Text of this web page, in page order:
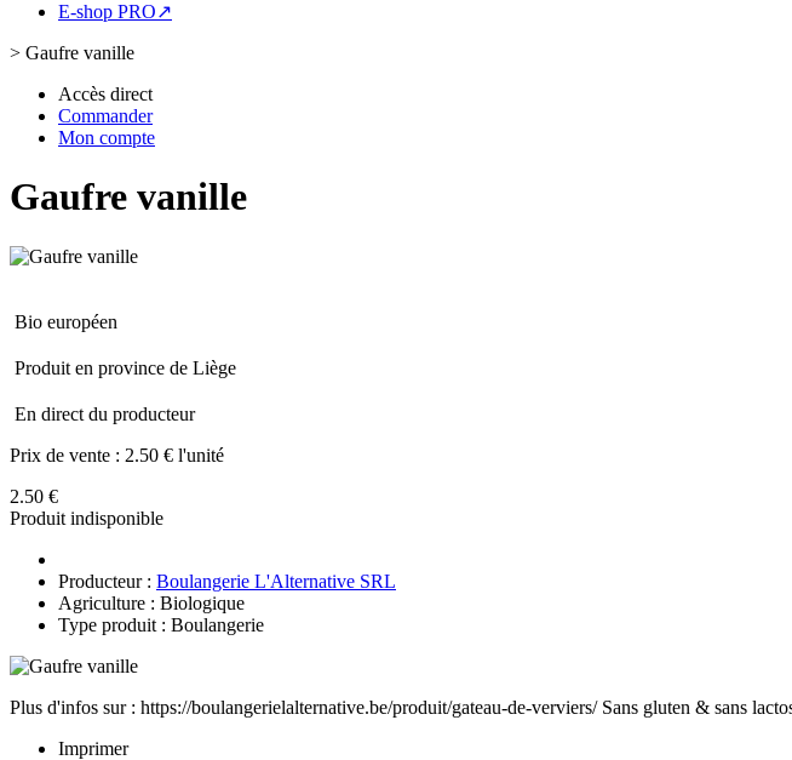
E-shop PRO↗
> Gaufre vanille
Accès direct
Commander
Mon compte
Gaufre vanille
Bio européen
Produit en province de Liège
En direct du producteur
Prix de vente : 2.50 € l'unité
2.50 €
Produit indisponible
Producteur : Boulangerie L'Alternative SRL
Agriculture : Biologique
Type produit : Boulangerie
Plus d'infos sur : https://boulangerielalternative.be/produit/gateau-de-verviers/ Sans gluten & sans
Imprimer